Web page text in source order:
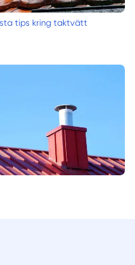
tips kring taktvätt